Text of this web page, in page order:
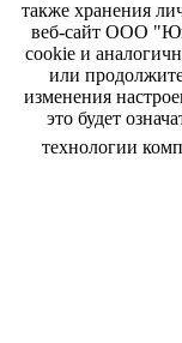
также хранения
веб-сайт ООО
cookie и
или
изменения
это будет
технологии